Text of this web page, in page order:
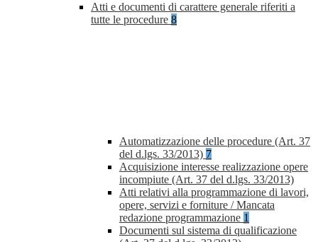
Atti e documenti di carattere generale riferiti a
tutte le procedure 8
Automatizzazione delle procedure (Art. 37
del d.lgs. 33/2013) 7
Acquisizione interesse realizzazione opere
incompiute (Art. 37 del d.lgs. 33/2013)
Atti relativi alla programmazione di lavori,
opere, servizi e forniture / Mancata
redazione programmazione 1
Documenti sul sistema di qualificazione